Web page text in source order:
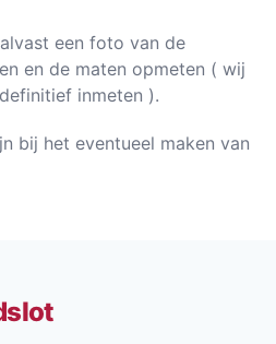
een foto van de
en de maten opmeten ( wij
inmeten ).
bij het eventueel maken van